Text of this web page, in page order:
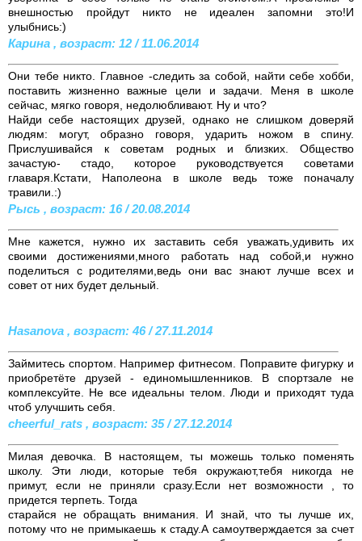
внешностью пройдут никто не идеален запомни это!И
улыбнись:)
Карина , возраст: 12 / 11.06.2014
Они тебе никто. Главное -следить за собой, найти себе хобби,
поставить жизненно важные цели и задачи. Меня в школе
сейчас, мягко говоря, недолюбливают. Ну и что?
Найди себе настоящих друзей, однако не слишком доверяй
людям: могут, образно говоря, ударить ножом в спину.
Прислушивайся к советам родных и близких. Общество
зачастую- стадо, которое руководствуется советами
главаря.Кстати, Наполеона в школе ведь тоже поначалу
травили.:)
Рысь , возраст: 16 / 20.08.2014
Мне кажется, нужно их заставить себя уважать,удивить их
своими достижениями,много работать над собой,и нужно
поделиться с родителями,ведь они вас знают лучше всех и
совет от них будет дельный.
Hasanova , возраст: 46 / 27.11.2014
Займитесь спортом. Например фитнесом. Поправите фигурку и
приобретёте друзей - единомышленников. В спортзале не
комплексуйте. Не все идеальны телом. Люди и приходят туда
чтоб улучшить себя.
cheerful_rats , возраст: 35 / 27.12.2014
Милая девочка. В настоящем, ты можешь только поменять
школу. Эти люди, которые тебя окружают,тебя никогда не
примут, если не приняли сразу.Если нет возможности , то
придется терпеть. Тогда
старайся не обращать внимания. И знай, что ты лучше их,
потому что не примыкаешь к стаду.А самоутверждается за счет